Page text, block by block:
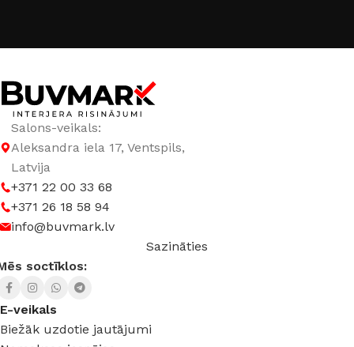
Salons-veikals:
Aleksandra iela 17, Ventspils,
Latvija
+371 22 00 33 68
+371 26 18 58 94
info@buvmark.lv
Sazināties
soctīklos:
E-veikals
Biežāk uzdotie jautājumi